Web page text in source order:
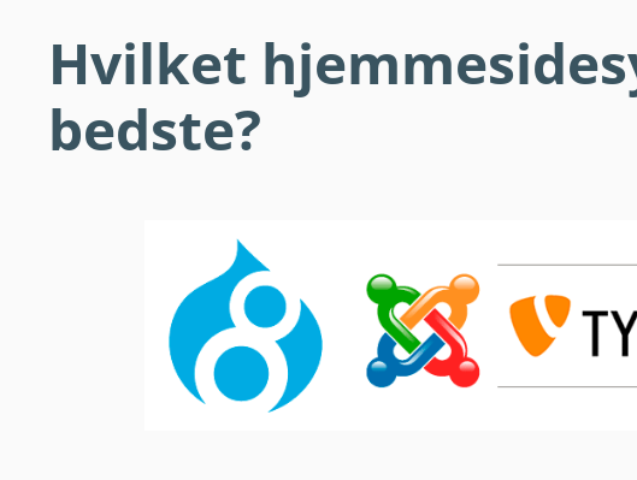
Hvilket
bedste?